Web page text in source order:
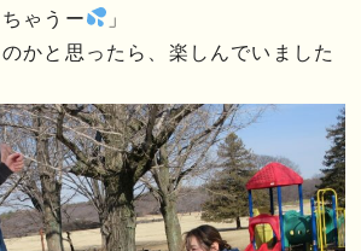
ゃうー
」
かと思ったら、楽しんでいました